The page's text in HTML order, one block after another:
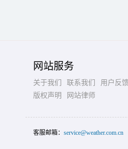
网站服务
关于我们 联系我们
用户反
版权声明
网站律师
客服邮箱： service@weather.com.cn